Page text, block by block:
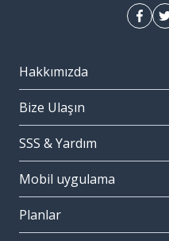
Hakkımızda
Bize Ulaşın
SSS & Yardım
Mobil uygulama
Planlar